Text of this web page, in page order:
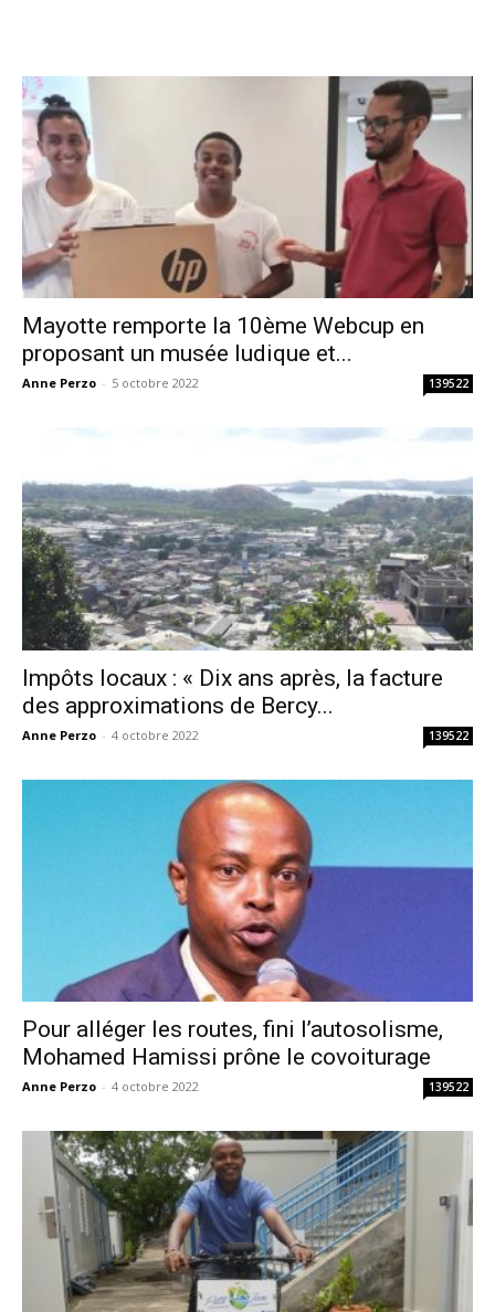
Mayotte remporte la 10ème Webcup en
proposant un musée ludique et...
Anne Perzo - 5 octobre 2022 139522
Impôts locaux : « Dix ans après, la facture
des approximations de Bercy...
Anne Perzo - 4 octobre 2022 139522
Pour alléger les routes, fini l’autosolisme,
Mohamed Hamissi prône le covoiturage
Anne Perzo - 4 octobre 2022 139522